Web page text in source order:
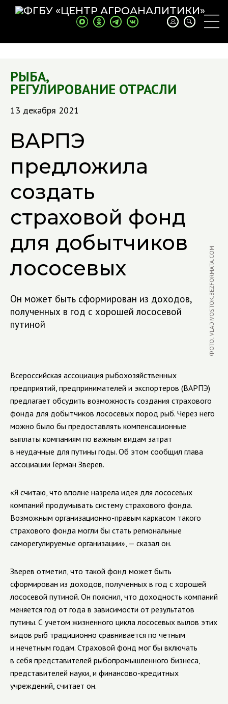
РЫБА,
РЕГУЛИРОВАНИЕ ОТРАСЛИ
13 декабря 2021
ВАРПЭ
предложила
создать
страховой фонд
для добытчиков
лососевых
Он может быть сформирован из доходов,
полученных в год с хорошей лососевой
путиной
ФОТО: VLADIVOSTOK.BEZFORMATA.COM
Всероссийская ассоциация рыбохозяйственных
предприятий, предпринимателей и экспортеров (ВАРПЭ)
предлагает обсудить возможность создания страхового
фонда для добытчиков лососевых пород рыб. Через него
можно было бы предоставлять компенсационные
выплаты компаниям по важным видам затрат
в неудачные для путины годы. Об этом сообщил глава
ассоциации Герман Зверев.
«Я считаю, что вполне назрела идея для лососевых
компаний продумывать систему страхового фонда.
Возможным организационно-правым каркасом такого
страхового фонда могли бы стать региональные
саморегулируемые организации», — сказал он.
Зверев отметил, что такой фонд может быть
сформирован из доходов, полученных в год с хорошей
лососевой путиной. Он пояснил, что доходность компаний
меняется год от года в зависимости от результатов
путины. С учетом жизненного цикла лососевых вылов этих
видов рыб традиционно сравнивается по четным
и нечетным годам. Страховой фонд мог бы включать
в себя представителей рыбопромышленного бизнеса,
представителей науки, и финансово-кредитных
учреждений, считает он.